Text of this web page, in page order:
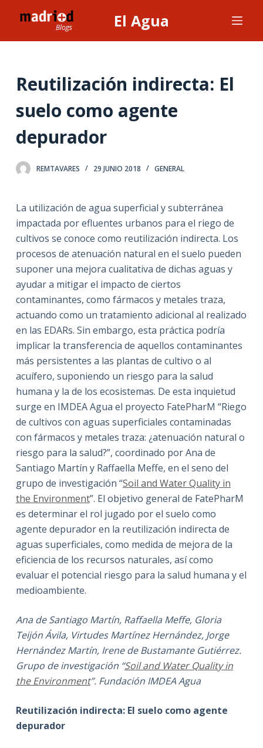
l
a
n
n
d
o
El Agua
Reutilización indirecta: El
suelo como agente
depurador
REMTAVARES 29 JUNIO 2018 GENERAL
La utilización de agua superficial y subterránea
impactada por efluentes urbanos para el riego de
cultivos se conoce como reutilización indirecta. Los
procesos de atenuación natural en el suelo pueden
suponer una mejora cualitativa de dichas aguas y
ayudar a mitigar el impacto de ciertos
contaminantes, como fármacos y metales traza,
actuando como un tratamiento adicional al realizado
en las EDARs. Sin embargo, esta práctica podría
implicar la transferencia de aquellos contaminantes
más persistentes a las plantas de cultivo o al
acuífero, suponiendo un riesgo para la salud
humana y la de los ecosistemas. De esta inquietud
surge en IMDEA Agua el proyecto FatePharM “Riego
de cultivos con aguas superficiales contaminadas
con fármacos y metales traza: ¿atenuación natural o
riesgo para la salud?”, coordinado por Ana de
Santiago Martín y Raffaella Meffe, en el seno del
grupo de investigación “Soil and Water Quality in
the Environment”. El objetivo general de FatePharM
es determinar el rol jugado por el suelo como
agente depurador en la reutilización indirecta de
aguas superficiales, como medida de mejora de la
eficiencia de los recursos naturales, así como
evaluar el potencial riesgo para la salud humana y el
medioambiente.
Ana de Santiago Martín, Raffaella Meffe, Gloria
Teijón Ávila, Virtudes Martínez Hernández, Jorge
Hernández Martín, Irene de Bustamante Gutiérrez.
Grupo de investigación “Soil and Water Quality in
the Environment”. Fundación IMDEA Agua
Reutilización indirecta: El suelo como agente
depurador